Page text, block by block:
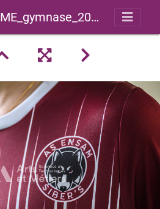
ME_gymnase_2022_0011